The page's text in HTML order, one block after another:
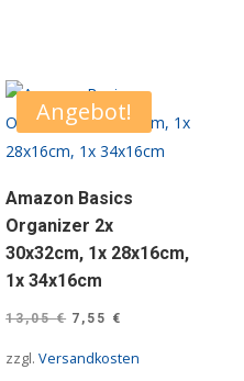
Angebot!
Amazon Basics
Organizer 2x
30x32cm, 1x 28x16cm,
1x 34x16cm
13,05€ Ursprünglicher
7,55 €
zzgl.Versandkosten